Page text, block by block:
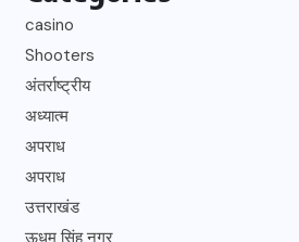
casino
Shooters
अंतर्राष्ट्रीय
अध्यात्म
अपराध
अपराध
उत्तराखंड
ऊधम सिंह नगर